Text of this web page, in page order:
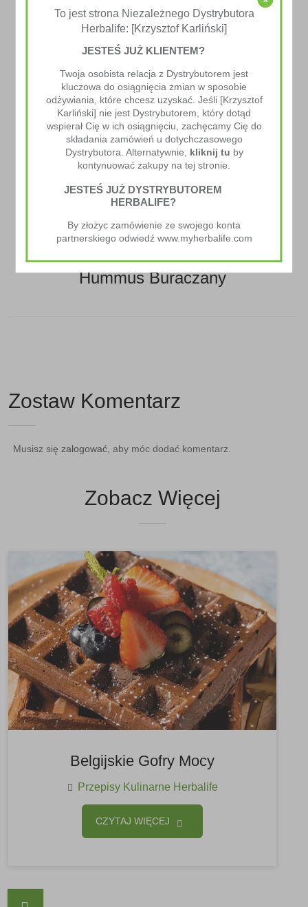
Poprzedni Artykuł
Chrupiące Musli Orzechowe
Hummus Buraczany
Zostaw Komentarz
Musisz się zalogować, aby móc dodać komentarz.
Zobacz Więcej
Belgijskie Gofry Mocy
Przepisy Kulinarne Herbalife
CZYTAJ WIĘCEJ
To jest strona Niezależnego Dystrybutora
Herbalife: [Krzysztof Karliński]
JESTEŚ JUŻ KLIENTEM?
Twoja osobista relacja z Dystrybutorem jest
kluczowa do osiągnięcia zmian w sposobie
odżywiania, które chcesz uzyskać. Jeśli [Krzysztof
Karliński] nie jest Dystrybutorem, który dotąd
wspierał Cię w ich osiągnięciu, zachęcamy Cię do
składania zamówień u dotychczasowego
Dystrybutora. Alternatywnie, kliknij tu by
kontynuować zakupy na tej stronie.
JESTEŚ JUŻ DYSTRYBUTOREM
HERBALIFE?
By złożyc zamówienie ze swojego konta
partnerskiego odwiedź www.myherbalife.com